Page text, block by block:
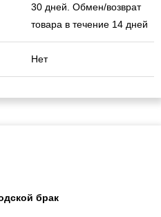
30 дней. Обмен/возврат
товара в течение 14 дней
Нет
брак